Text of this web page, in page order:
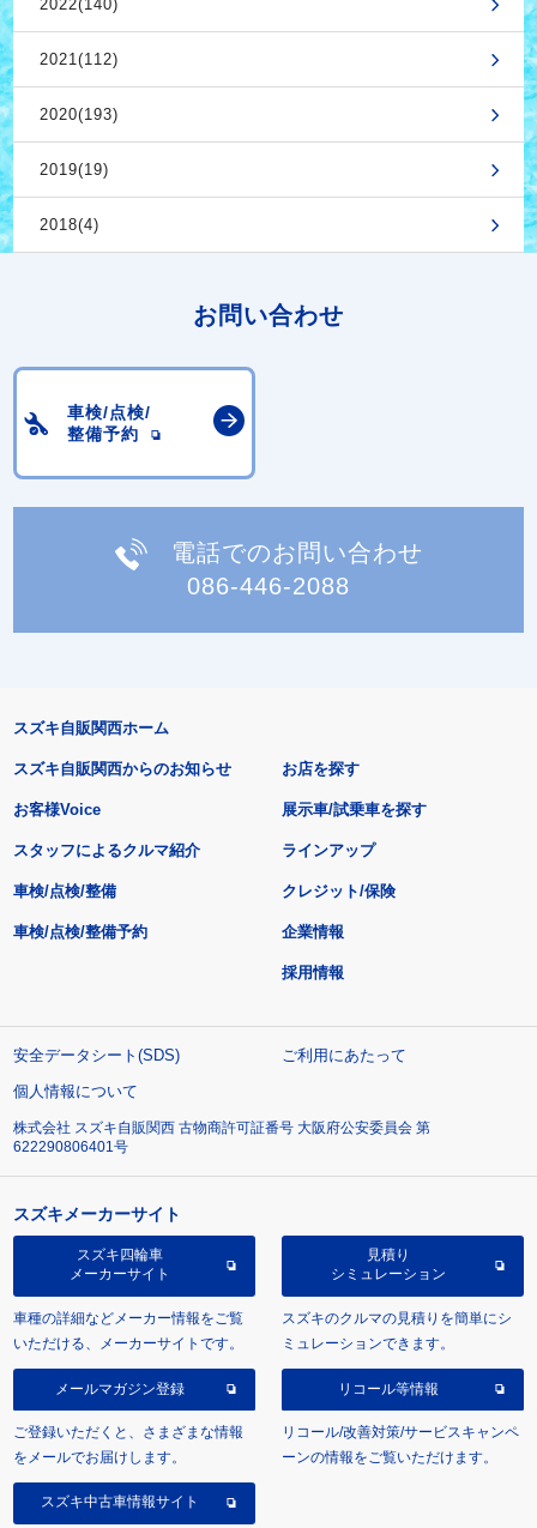
2022(140)
2021(112)
2020(193)
2019(19)
2018(4)
お問い合わせ
車検/点検/
整備予約
電話でのお問い合わせ
086-446-2088
スズキ自販関西ホーム
スズキ自販関西からのお知らせ
お客様Voice
スタッフによるクルマ紹介
お店を探す
展示車/試乗車を探す
ラインアップ
車検/点検/整備 クレジット/保険
車検/点検/整備予約 企業情報
採用情報
安全データシート(SDS)
ご利用にあたって
個人情報について
株式会社 スズキ自販関西 古物商許可証番号 大阪府公安委員会 第
622290806401号
スズキメーカーサイト
スズキ四輪車
メーカーサイト
車種の詳細などメーカー情報をご覧
いただける、メーカーサイトです。
見積り
シミュレーション
スズキのクルマの見積りを簡単にシ
ミュレーションできます。
メールマガジン登録
ご登録いただくと、さまざまな情報
をメールでお届けします。
リコール等情報
リコール/改善対策/サービスキャンペ
ーンの情報をご覧いただけます。
スズキ中古車情報サイト